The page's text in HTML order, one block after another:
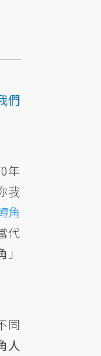
們
年
我
角
代
」
同
人